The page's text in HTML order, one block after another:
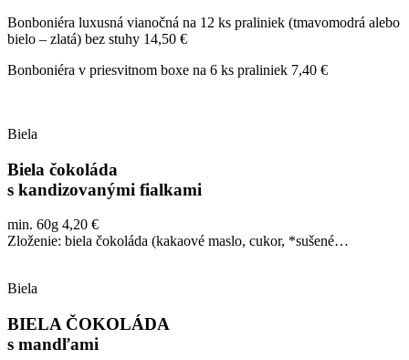
Bonboniéra luxusná vianočná na 12 ks praliniek (tmavomodrá alebo
bielo – zlatá) bez stuhy 14,50 €
Bonboniéra v priesvitnom boxe na 6 ks praliniek 7,40 €
Biela
Biela čokoláda
s kandizovanými fialkami
min. 60g 4,20 €
Zloženie: biela čokoláda (kakaové maslo, cukor, *sušené…
Biela
BIELA ČOKOLÁDA
s mandľami